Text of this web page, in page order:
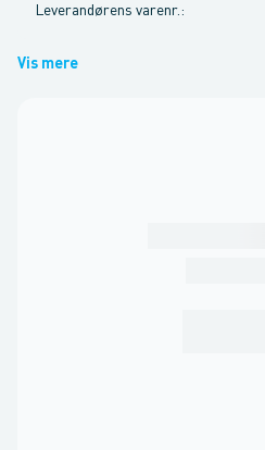
Leverandørens varenr. :
Vis mere